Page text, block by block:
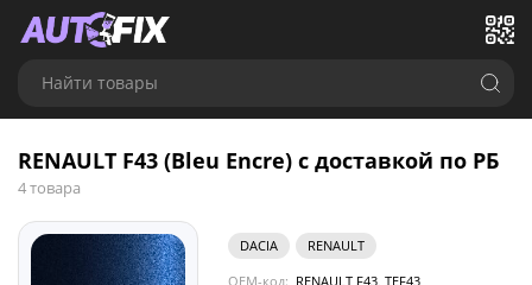
Найти товары
RENAULT F43 (Bleu Encre) с доставкой по РБ
4 товара
DACIA
RENAULT
OEM-код: RENAULT F43, TEF43